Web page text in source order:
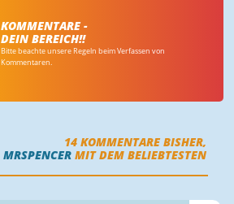
KOMMENTARE -
DEIN BEREICH!!
Bitte beachte unsere Regeln beim Verfassen von
Kommentaren.
14 KOMMENTARE BISHER,
MRSPENCER MIT DEM BELIEBTESTEN